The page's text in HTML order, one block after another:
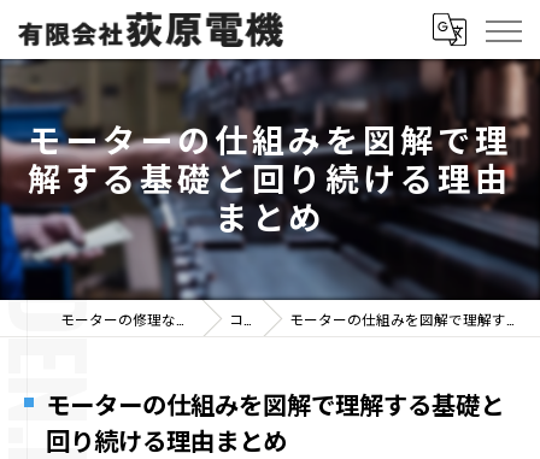
モーターの仕組みを図解で理
解する基礎と回り続ける理由
まとめ
コラム モーターの仕組みを図解で理解する基礎と回り続ける理由まとめ
モーターの仕組みを図解で理解する基礎と
回り続ける理由まとめ